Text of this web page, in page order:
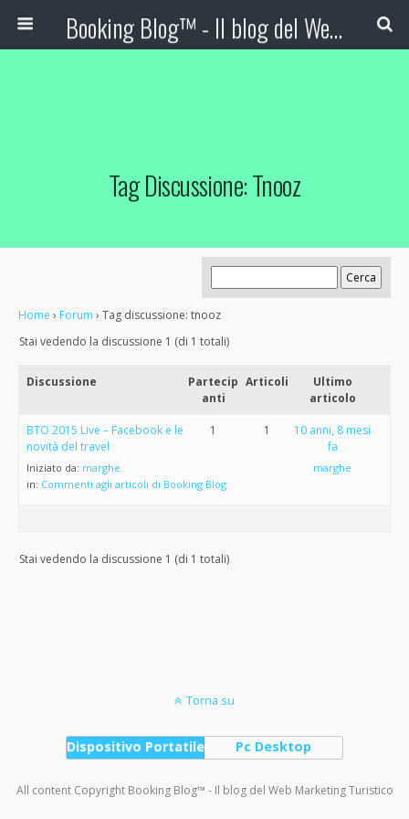
Booking Blog™ - Il blog del Web Marketing Turistico
Tag Discussione: Tnooz
Home › Forum › Tag discussione: tnooz
Stai vedendo la discussione 1 (di 1 totali)
Discussione
Partecip
anti
Articoli
Ultimo
articolo
BTO 2015 Live – Facebook e le
novità del travel
Iniziato da: marghe
in: Commenti agli articoli di Booking Blog
1 1
10 anni, 8 mesi
fa
marghe
Stai vedendo la discussione 1 (di 1 totali)
Torna su
Dispositivo Portatile Pc Desktop
All content Copyright Booking Blog™ - Il blog del Web Marketing Turistico